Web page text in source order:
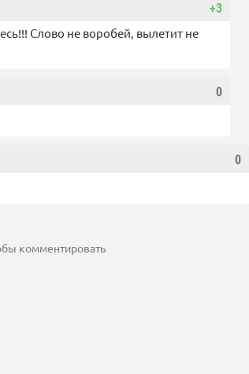
+3
Слово не воробей, вылетит не
0
0
комментировать